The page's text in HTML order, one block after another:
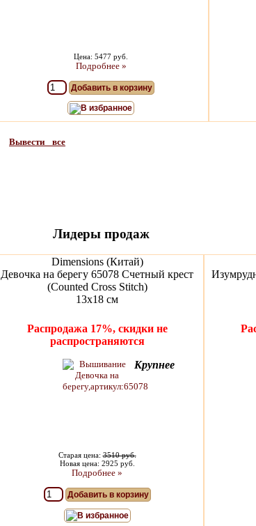
Цена: 5477 руб.
Подробнее »
Добавить в корзину
В избранное
Вывести все
Лидеры продаж
Dimensions (Китай)
Девочка на берегу 65078 Счетный крест
(Counted Cross Stitch)
13x18 см
Распродажа 17%, скидки не
распространяются
Крупнее
Старая цена:3510 руб.
Новая цена: 2925 руб.
Подробнее »
Добавить в корзину
В избранное